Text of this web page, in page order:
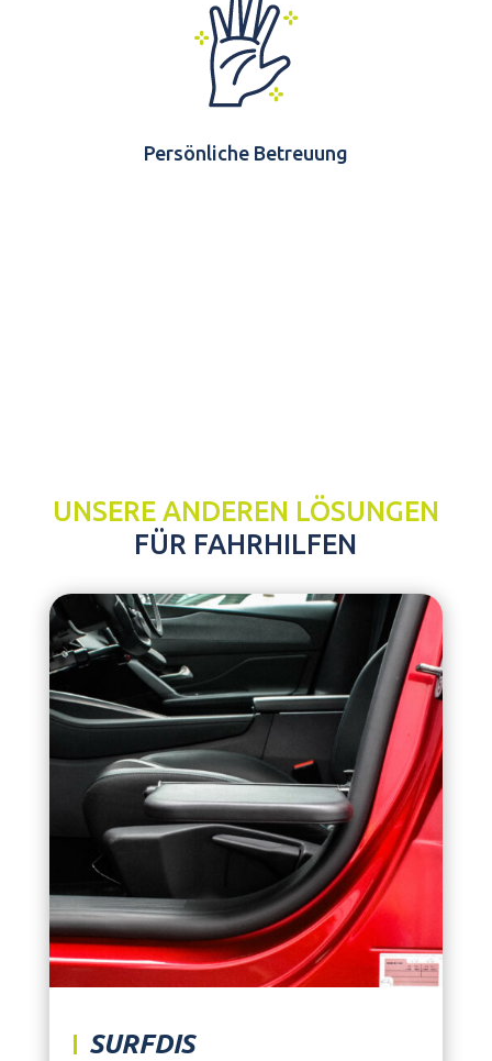
Persönliche Betreuung
UNSERE ANDEREN LÖSUNGEN
FÜR FAHRHILFEN
SURFDIS